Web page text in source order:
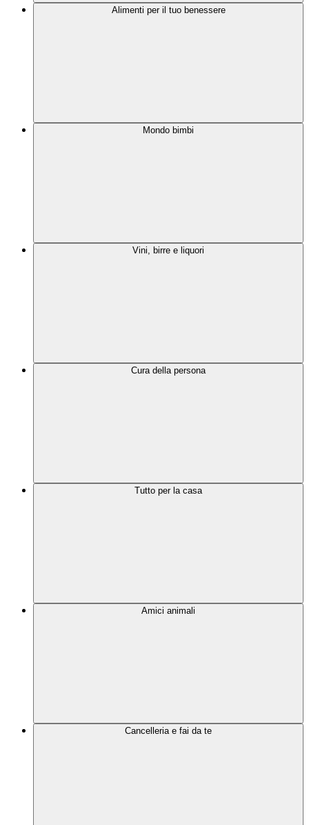
Alimenti per il tuo benessere
Mondo bimbi
Vini, birre e liquori
Cura della persona
Tutto per la casa
Amici animali
Cancelleria e fai da te